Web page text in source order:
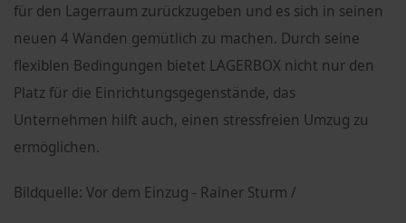
für den Lagerraum zurückzugeben und es sich in seinen
neuen 4 Wänden gemütlich zu machen. Durch seine
flexiblen Bedingungen bietet LAGERBOX nicht nur den
Platz für die Einrichtungsgegenstände, das
Unternehmen hilft auch, einen stressfreien Umzug zu
ermöglichen.
Bildquelle: Vor dem Einzug - Rainer Sturm /